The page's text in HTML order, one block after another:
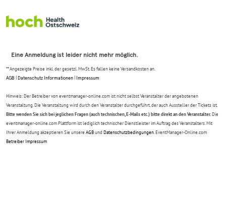
Eine Anmeldung ist leider nicht mehr möglich.
** Angezeigte Preise inkl. der gesetzl. MwSt. Es fallen keine Versandkosten an.
AGB Datenschutz Informationen Impressum
Hinweis: Der Betreiber von eventmanager-online.com ist nicht selbst Veranstalter der angebotenen
Veranstaltung. Die Veranstaltung wird durch den Veranstalter durchgeführt, der auch Aussteller der Tickets ist.
Bitte wenden Sie sich bei jeglichen Fragen (auch technischen, E-Mails etc.) bitte direkt an den Veranstalter. Die
eventmanager-online.com Plattform ist lediglich technischer Dienstleister im Auftrag des Veranstalters. Mit
Ihrer Anmeldung akzeptieren Sie unsere AGBundDatenschutzbedingungen . EventManager-Online.com
Betreiber Impressum